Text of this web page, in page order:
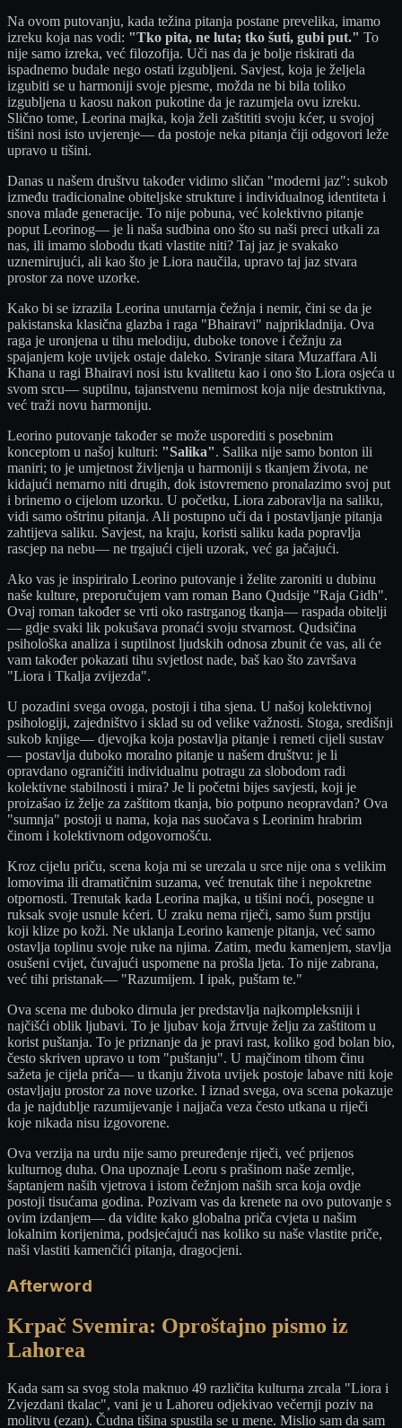
Na ovom putovanju, kada težina pitanja postane prevelika, imamo
izreku koja nas vodi: "Tko pita, ne luta; tko šuti, gubi put." To
nije samo izreka, već filozofija. Uči nas da je bolje riskirati da
ispadnemo budale nego ostati izgubljeni. Savjest, koja je željela
izgubiti se u harmoniji svoje pjesme, možda ne bi bila toliko
izgubljena u kaosu nakon pukotine da je razumjela ovu izreku.
Slično tome, Leorina majka, koja želi zaštititi svoju kćer, u svojoj
tišini nosi isto uvjerenje— da postoje neka pitanja čiji odgovori leže
upravo u tišini.
Danas u našem društvu također vidimo sličan "moderni jaz": sukob
između tradicionalne obiteljske strukture i individualnog identiteta i
snova mlađe generacije. To nije pobuna, već kolektivno pitanje
poput Leorinog— je li naša sudbina ono što su naši preci utkali za
nas, ili imamo slobodu tkati vlastite niti? Taj jaz je svakako
uznemirujući, ali kao što je Liora naučila, upravo taj jaz stvara
prostor za nove uzorke.
Kako bi se izrazila Leorina unutarnja čežnja i nemir, čini se da je
pakistanska klasična glazba i raga "Bhairavi" najprikladnija. Ova
raga je uronjena u tihu melodiju, duboke tonove i čežnju za
spajanjem koje uvijek ostaje daleko. Sviranje sitara Muzaffara Ali
Khana u ragi Bhairavi nosi istu kvalitetu kao i ono što Liora osjeća u
svom srcu— suptilnu, tajanstvenu nemirnost koja nije destruktivna,
već traži novu harmoniju.
Leorino putovanje također se može usporediti s posebnim
konceptom u našoj kulturi: "Salika". Salika nije samo bonton ili
maniri; to je umjetnost življenja u harmoniji s tkanjem života, ne
kidajući nemarno niti drugih, dok istovremeno pronalazimo svoj put
i brinemo o cijelom uzorku. U početku, Liora zaboravlja na saliku,
vidi samo oštrinu pitanja. Ali postupno uči da i postavljanje pitanja
zahtijeva saliku. Savjest, na kraju, koristi saliku kada popravlja
rascjep na nebu— ne trgajući cijeli uzorak, već ga jačajući.
Ako vas je inspiriralo Leorino putovanje i želite zaroniti u dubinu
naše kulture, preporučujem vam roman Bano Qudsije "Raja Gidh".
Ovaj roman također se vrti oko rastrganog tkanja— raspada obitelji
— gdje svaki lik pokušava pronaći svoju stvarnost. Qudsičina
psihološka analiza i suptilnost ljudskih odnosa zbunit će vas, ali će
vam također pokazati tihu svjetlost nade, baš kao što završava
"Liora i Tkalja zvijezda".
U pozadini svega ovoga, postoji i tiha sjena. U našoj kolektivnoj
psihologiji, zajedništvo i sklad su od velike važnosti. Stoga, središnji
sukob knjige— djevojka koja postavlja pitanje i remeti cijeli sustav
— postavlja duboko moralno pitanje u našem društvu: je li
opravdano ograničiti individualnu potragu za slobodom radi
kolektivne stabilnosti i mira? Je li početni bijes savjesti, koji je
proizašao iz želje za zaštitom tkanja, bio potpuno neopravdan? Ova
"sumnja" postoji u nama, koja nas suočava s Leorinim hrabrim
činom i kolektivnom odgovornošću.
Kroz cijelu priču, scena koja mi se urezala u srce nije ona s velikim
lomovima ili dramatičnim suzama, već trenutak tihe i nepokretne
otpornosti. Trenutak kada Leorina majka, u tišini noći, posegne u
ruksak svoje usnule kćeri. U zraku nema riječi, samo šum prstiju
koji klize po koži. Ne uklanja Leorino kamenje pitanja, već samo
ostavlja toplinu svoje ruke na njima. Zatim, među kamenjem, stavlja
osušeni cvijet, čuvajući uspomene na prošla ljeta. To nije zabrana,
već tihi pristanak— "Razumijem. I ipak, puštam te."
Ova scena me duboko dirnula jer predstavlja najkompleksniji i
najčišći oblik ljubavi. To je ljubav koja žrtvuje želju za zaštitom u
korist puštanja. To je priznanje da je pravi rast, koliko god bolan bio,
često skriven upravo u tom "puštanju". U majčinom tihom činu
sažeta je cijela priča— u tkanju života uvijek postoje labave niti koje
ostavljaju prostor za nove uzorke. I iznad svega, ova scena pokazuje
da je najdublje razumijevanje i najjača veza često utkana u riječi
koje nikada nisu izgovorene.
Ova verzija na urdu nije samo preuređenje riječi, već prijenos
kulturnog duha. Ona upoznaje Leoru s prašinom naše zemlje,
šaptanjem naših vjetrova i istom čežnjom naših srca koja ovdje
postoji tisućama godina. Pozivam vas da krenete na ovo putovanje s
ovim izdanjem— da vidite kako globalna priča cvjeta u našim
lokalnim korijenima, podsjećajući nas koliko su naše vlastite priče,
naši vlastiti kamenčići pitanja, dragocjeni.
Afterword
Krpač Svemira: Oproštajno pismo iz
Lahorea
Kada sam sa svog stola maknuo 49 različita kulturna zrcala "Liora i
Zvjezdani tkalac", vani je u Lahoreu odjekivao večernji poziv na
molitvu (ezan). Čudna tišina spustila se u mene. Mislio sam da sam